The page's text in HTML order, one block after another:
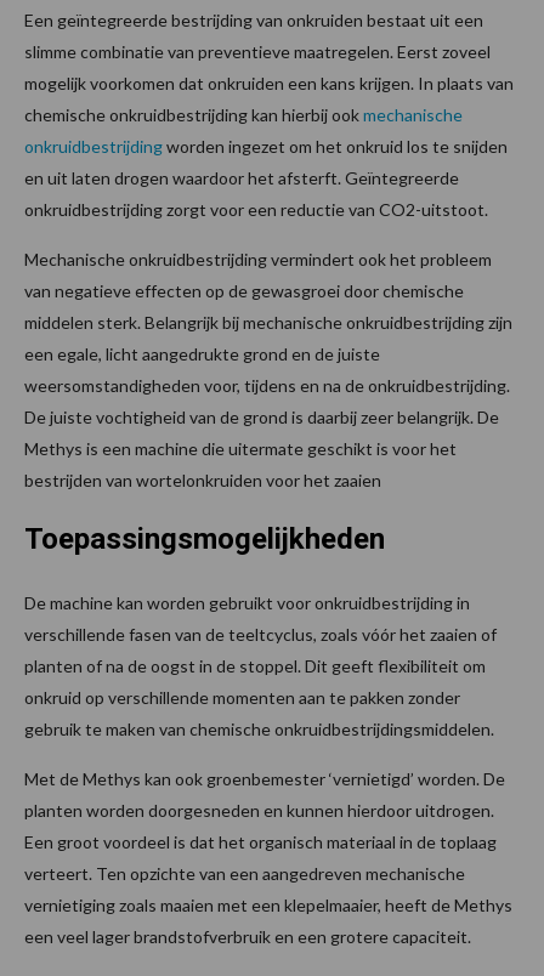
Een geïntegreerde bestrijding van onkruiden bestaat uit een
slimme combinatie van preventieve maatregelen. Eerst zoveel
mogelijk voorkomen dat onkruiden een kans krijgen. In plaats van
chemische onkruidbestrijding kan hierbij ookmechanische
onkruidbestrijdingworden ingezet om het onkruid los te snijden
en uit laten drogen waardoor het afsterft. Geïntegreerde
onkruidbestrijding zorgt voor een reductie van CO2-uitstoot.
Mechanische onkruidbestrijding vermindert ook het probleem
van negatieve effecten op de gewasgroei door chemische
middelen sterk. Belangrijk bij mechanische onkruidbestrijding zijn
een egale, licht aangedrukte grond en de juiste
weersomstandigheden voor, tijdens en na de onkruidbestrijding.
De juiste vochtigheid van de grond is daarbij zeer belangrijk. De
Methys is een machine die uitermate geschikt is voor het
bestrijden van wortelonkruiden voor het zaaien
Toepassingsmogelijkheden
De machine kan worden gebruikt voor onkruidbestrijding in
verschillende fasen van de teeltcyclus, zoals vóór het zaaien of
planten of na de oogst in de stoppel. Dit geeft flexibiliteit om
onkruid op verschillende momenten aan te pakken zonder
gebruik te maken van chemische onkruidbestrijdingsmiddelen.
Met de Methys kan ook groenbemester ‘vernietigd’ worden. De
planten worden doorgesneden en kunnen hierdoor uitdrogen.
Een groot voordeel is dat het organisch materiaal in de toplaag
verteert. Ten opzichte van een aangedreven mechanische
vernietiging zoals maaien met een klepelmaaier, heeft de Methys
een veel lager brandstofverbruik en een grotere capaciteit.